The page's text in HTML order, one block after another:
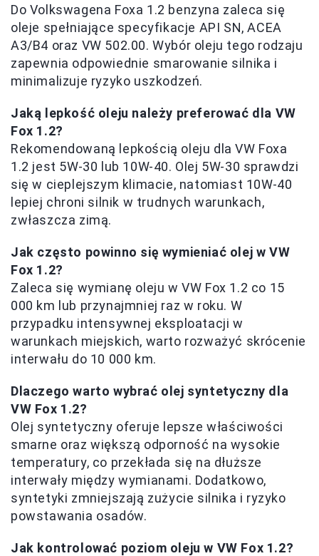
Do Volkswagena Foxa 1.2 benzyna zaleca się
oleje spełniające specyfikacje API SN, ACEA
A3/B4 oraz VW 502.00. Wybór oleju tego rodzaju
zapewnia odpowiednie smarowanie silnika i
minimalizuje ryzyko uszkodzeń.
Jaką lepkość oleju należy preferować dla VW
Fox 1.2?
Rekomendowaną lepkością oleju dla VW Foxa
1.2 jest 5W-30 lub 10W-40. Olej 5W-30 sprawdzi
się w cieplejszym klimacie, natomiast 10W-40
lepiej chroni silnik w trudnych warunkach,
zwłaszcza zimą.
Jak często powinno się wymieniać olej w VW
Fox 1.2?
Zaleca się wymianę oleju w VW Fox 1.2 co 15
000 km lub przynajmniej raz w roku. W
przypadku intensywnej eksploatacji w
warunkach miejskich, warto rozważyć skrócenie
interwału do 10 000 km.
Dlaczego warto wybrać olej syntetyczny dla
VW Fox 1.2?
Olej syntetyczny oferuje lepsze właściwości
smarne oraz większą odporność na wysokie
temperatury, co przekłada się na dłuższe
interwały między wymianami. Dodatkowo,
syntetyki zmniejszają zużycie silnika i ryzyko
powstawania osadów.
Jak kontrolować poziom oleju w VW Fox 1.2?